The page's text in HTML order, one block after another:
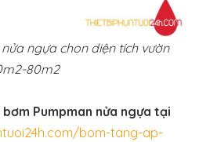
ngựa chon diện tích vườn
80m2
Pumpman nửa ngựa tại
bom-tang-ap-